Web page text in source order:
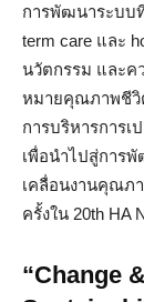
การพัฒนาระบบ
term care และ
นวัตกรรม และค
หมายคุณภาพชีวิ
การบริหารการ
เพื่อนำไปสู่การ
เคลื่อนงานคุณภ
ครั้งใน 20th HA
“Change